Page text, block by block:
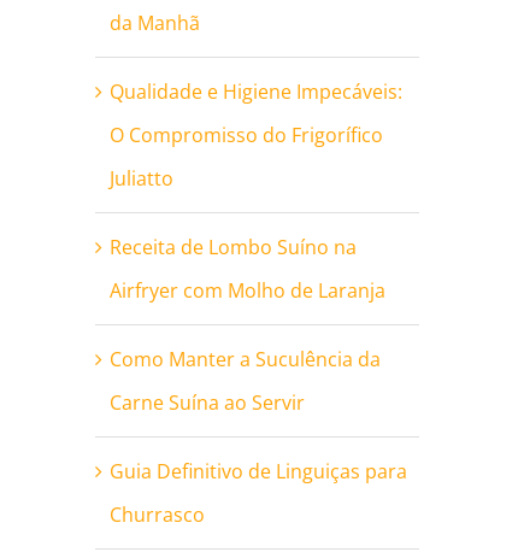
da Manhã
Qualidade e Higiene Impecáveis:
O Compromisso do Frigorífico
Juliatto
Receita de Lombo Suíno na
Airfryer com Molho de Laranja
Como Manter a Suculência da
Carne Suína ao Servir
Guia Definitivo de Linguiças para
Churrasco